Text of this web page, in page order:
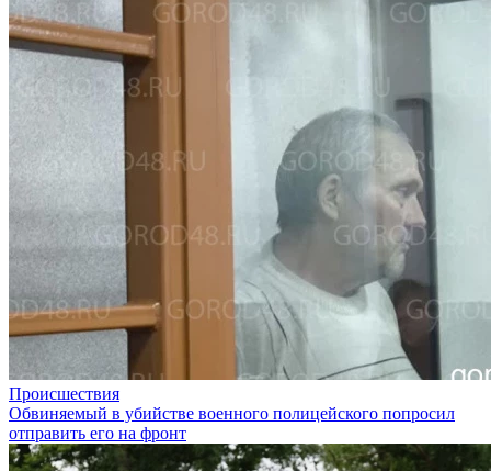
Происшествия
Обвиняемый в убийстве военного полицейского попросил
отправить его на фронт